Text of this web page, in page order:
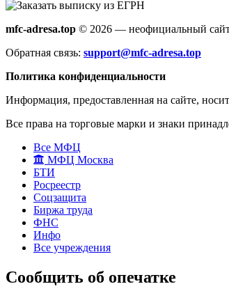
mfc-adresa.top © 2026 — неофициальный
Обратная связь: support@mfc-adresa.top
Политика конфиденциальности
Информация, предоставленная на сайте,
Все права на торговые марки и знаки
Все МФЦ
МФЦ Москва
БТИ
Росреестр
Соцзащита
Биржа труда
ФНС
Инфо
Все учреждения
Сообщить об опечатке